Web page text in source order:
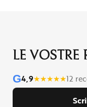
LE
G4,9★★★★★12